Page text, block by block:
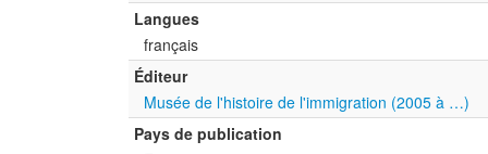
Langues
français
Éditeur
Musée de l'histoire de l'immigration (2005 à …)
Pays de publication